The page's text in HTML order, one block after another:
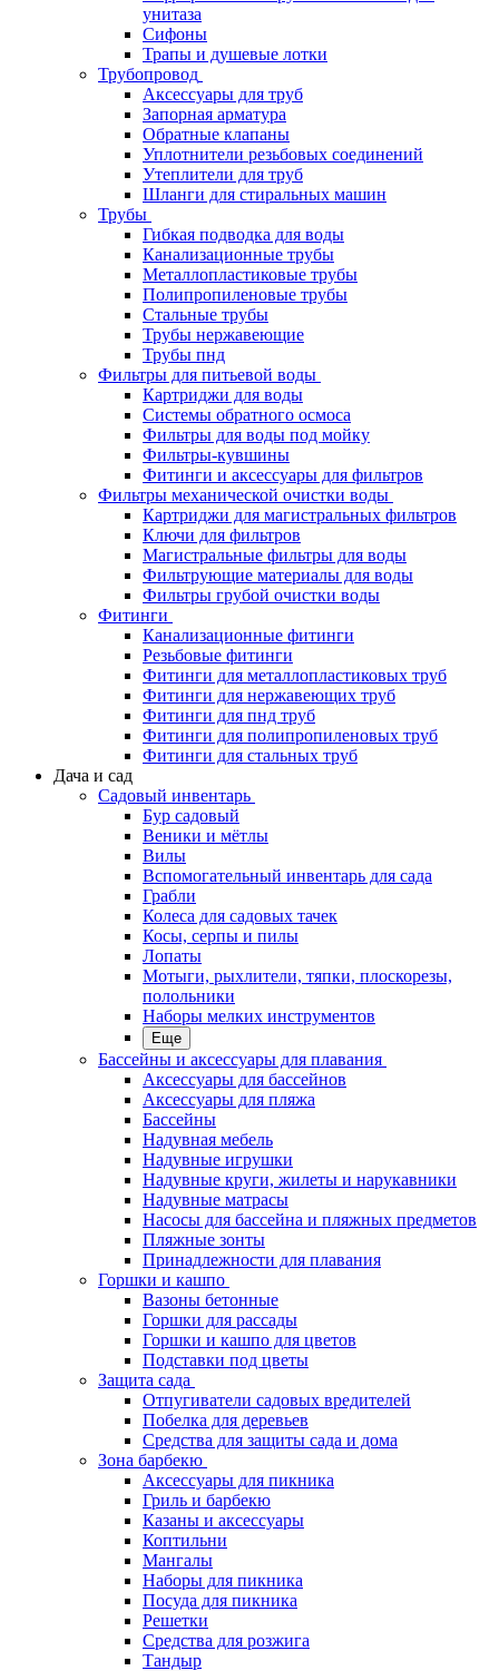
унитаза
Сифоны
Трапы и душевые лотки
Трубопровод
Аксессуары для труб
Запорная арматура
Обратные клапаны
Уплотнители резьбовых соединений
Утеплители для труб
Шланги для стиральных машин
Трубы
Гибкая подводка для воды
Канализационные трубы
Металлопластиковые трубы
Полипропиленовые трубы
Стальные трубы
Трубы нержавеющие
Трубы пнд
Фильтры для питьевой воды
Картриджи для воды
Системы обратного осмоса
Фильтры для воды под мойку
Фильтры-кувшины
Фитинги и аксессуары для фильтров
Фильтры механической очистки воды
Картриджи для магистральных фильтров
Ключи для фильтров
Магистральные фильтры для воды
Фильтрующие материалы для воды
Фильтры грубой очистки воды
Фитинги
Канализационные фитинги
Резьбовые фитинги
Фитинги для металлопластиковых труб
Фитинги для нержавеющих труб
Фитинги для пнд труб
Фитинги для полипропиленовых труб
Фитинги для стальных труб
Дача и сад
Садовый инвентарь
Бур садовый
Веники и мётлы
Вилы
Вспомогательный инвентарь для сада
Грабли
Колеса для садовых тачек
Косы, серпы и пилы
Лопаты
Мотыги, рыхлители, тяпки, плоскорезы,
полольники
Наборы мелких инструментов
Еще
Бассейны и аксессуары для плавания
Аксессуары для бассейнов
Аксессуары для пляжа
Бассейны
Надувная мебель
Надувные игрушки
Надувные круги, жилеты и нарукавники
Надувные матрасы
Насосы для бассейна и пляжных предметов
Пляжные зонты
Принадлежности для плавания
Горшки и кашпо
Вазоны бетонные
Горшки для рассады
Горшки и кашпо для цветов
Подставки под цветы
Защита сада
Отпугиватели садовых вредителей
Побелка для деревьев
Средства для защиты сада и дома
Зона барбекю
Аксессуары для пикника
Гриль и барбекю
Казаны и аксессуары
Коптильни
Мангалы
Наборы для пикника
Посуда для пикника
Решетки
Средства для розжига
Тандыр